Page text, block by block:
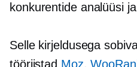
konkurentide analüüsi
Selle kirjeldusega
tööriistad Moz,